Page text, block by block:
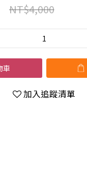
NT$4,000
車
加入追蹤清單